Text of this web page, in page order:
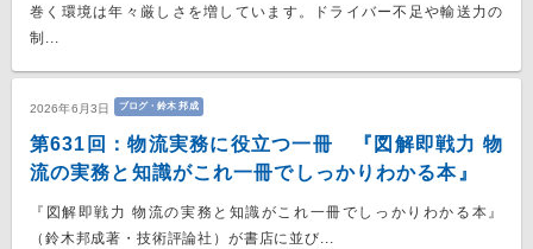
巻く環境は年々厳しさを増しています。ドライバー不足や輸送力の
制...
2026年6月3日 ブログ・鈴木 邦成
第631回：物流実務に役立つ一冊 『図解即戦力 物
流の実務と知識がこれ一冊でしっかりわかる本』
『図解即戦力 物流の実務と知識がこれ一冊でしっかりわかる本』
（鈴木邦成著・技術評論社）が書店に並び...